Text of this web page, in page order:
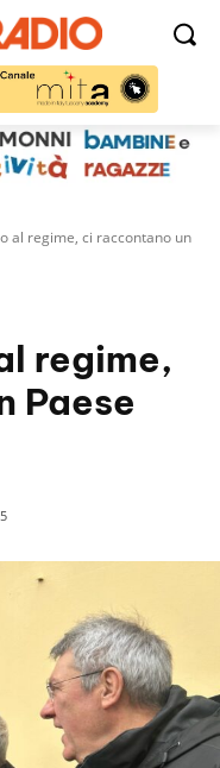
al regime, ci raccontano un
regime,
Paese